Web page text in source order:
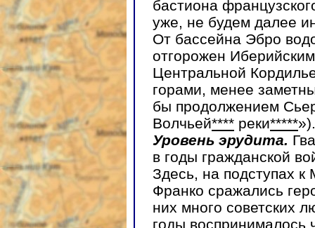
бастиона
уже, не будем далее
От бассейна Эбро
отгорожен
Центральной
горами, менее
бы продолжением
Волчьей**** реки*****»).
Уровень эрудита.
в годы гражданской
Здесь, на подступах
Франко сражались
них много советских
годы воспринималось